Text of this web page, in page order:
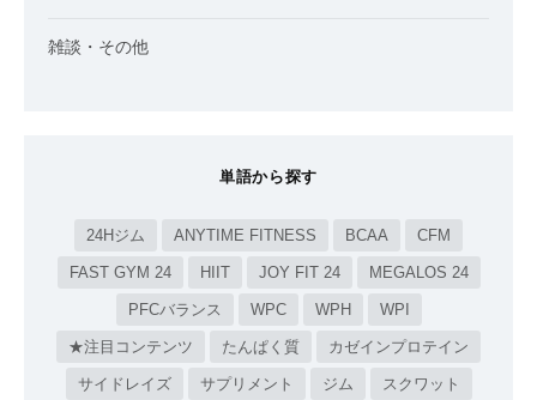
雑談・その他
単語から探す
24Hジム ANYTIME FITNESS BCAA CFM
FAST GYM 24 HIIT JOY FIT 24 MEGALOS 24
PFCバランス WPC WPH WPI
★注目コンテンツ たんぱく質 カゼインプロテイン
サイドレイズ サプリメント ジム スクワット